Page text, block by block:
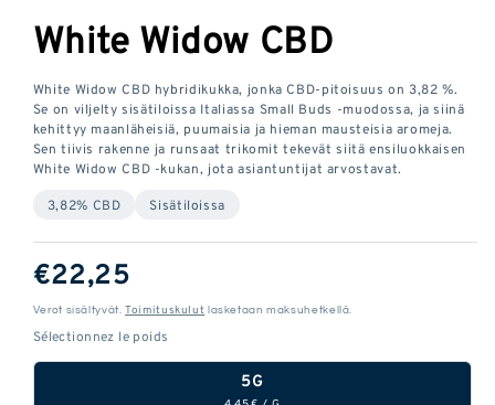
ikkunassa
White Widow CBD
White Widow CBD hybridikukka, jonka CBD-pitoisuus on 3,82 %.
Se on viljelty sisätiloissa Italiassa Small Buds -muodossa, ja siinä
kehittyy maanläheisiä, puumaisia ja hieman mausteisia aromeja.
Sen tiivis rakenne ja runsaat trikomit tekevät siitä ensiluokkaisen
White Widow CBD -kukan, jota asiantuntijat arvostavat.
3,82% CBD
Sisätiloissa
Tavallinen
hinta
€22,25
Verot sisältyvät.Toimituskulut lasketaan maksuhetkellä.
5G